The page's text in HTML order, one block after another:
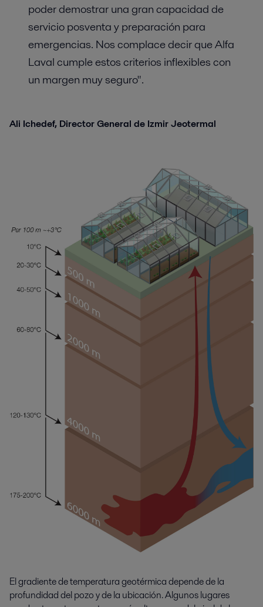
poder demostrar una gran capacidad de
servicio posventa y preparación para
emergencias. Nos complace decir que Alfa
Laval cumple estos criterios inflexibles con
un margen muy seguro".
Ali Ichedef, Director General de Izmir Jeotermal
El gradiente de temperatura geotérmica depende de la
profundidad del pozo y de la ubicación. Algunos lugares